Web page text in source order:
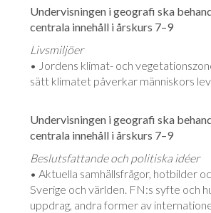
Undervisningen i geografi ska
centrala innehåll i årskurs 7–9
Livsmiljöer
• Jordens klimat- och
sätt klimatet påverkar människors
Undervisningen i geografi ska
centrala innehåll i årskurs 7–9
Beslutsfattande och politiska idéer
• Aktuella samhällsfrågor, hotbilder
Sverige och världen. FN:s syfte och
uppdrag, andra former av